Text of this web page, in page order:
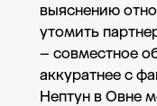
выяснению
утомить
– совместное
аккуратнее с
Нептун в Овне